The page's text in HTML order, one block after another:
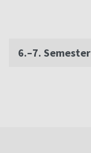
6.–7. Semester